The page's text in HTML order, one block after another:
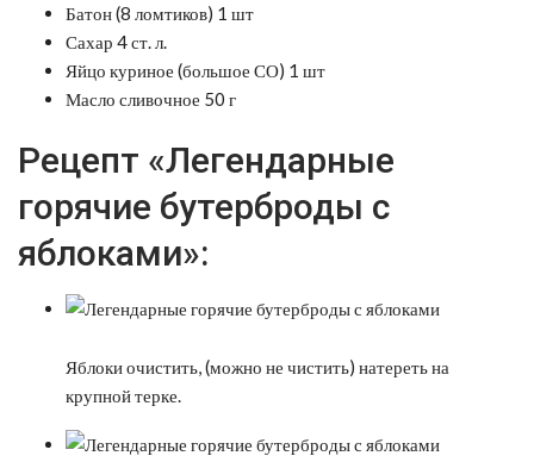
Батон (8 ломтиков) 1 шт
Сахар 4 ст. л.
Яйцо куриное (большое СО) 1 шт
Масло сливочное 50 г
Рецепт «Легендарные
горячие бутерброды с
яблоками»:
Яблоки очистить, (можно не чистить) натереть на
крупной терке.